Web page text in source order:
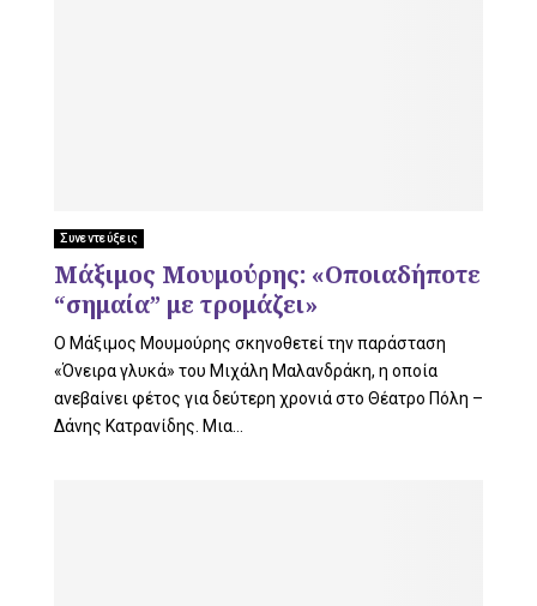
Συνεντεύξεις
Μάξιμος Μουμούρης: «Οποιαδήποτε
“σημαία” με τρομάζει»
Ο Μάξιμος Μουμούρης σκηνοθετεί την παράσταση
«Όνειρα γλυκά» του Μιχάλη Μαλανδράκη, η οποία
ανεβαίνει φέτος για δεύτερη χρονιά στο Θέατρο Πόλη –
Δάνης Κατρανίδης. Μια...